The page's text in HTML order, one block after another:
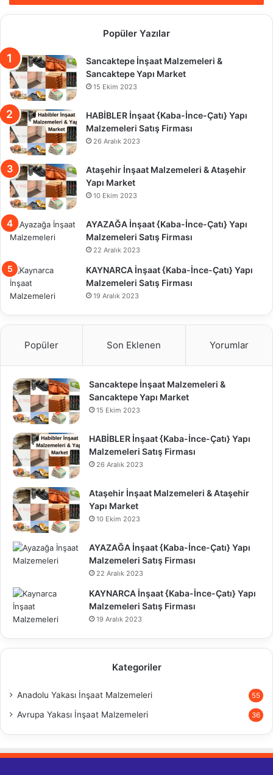
Popüler Yazılar
Sancaktepe İnşaat Malzemeleri &
Sancaktepe Yapı Market
15 Ekim 2023
HABİBLER İnşaat {Kaba-İnce-Çatı} Yapı
Malzemeleri Satış Firması
26 Aralık 2023
Ataşehir İnşaat Malzemeleri & Ataşehir
Yapı Market
10 Ekim 2023
AYAZAĞA İnşaat {Kaba-İnce-Çatı} Yapı
Malzemeleri Satış Firması
22 Aralık 2023
KAYNARCA İnşaat {Kaba-İnce-Çatı} Yapı
Malzemeleri Satış Firması
19 Aralık 2023
Popüler Son Eklenen Yorumlar
Sancaktepe İnşaat Malzemeleri &
Sancaktepe Yapı Market
15 Ekim 2023
HABİBLER İnşaat {Kaba-İnce-Çatı} Yapı
Malzemeleri Satış Firması
26 Aralık 2023
Ataşehir İnşaat Malzemeleri & Ataşehir
Yapı Market
10 Ekim 2023
AYAZAĞA İnşaat {Kaba-İnce-Çatı} Yapı
Malzemeleri Satış Firması
22 Aralık 2023
KAYNARCA İnşaat {Kaba-İnce-Çatı} Yapı
Malzemeleri Satış Firması
19 Aralık 2023
Kategoriler
Anadolu Yakası İnşaat Malzemeleri 55
Avrupa Yakası İnşaat Malzemeleri 36